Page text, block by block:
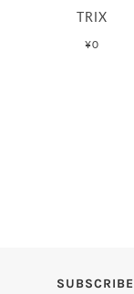
TRIX
¥0
SUBSCRIBE